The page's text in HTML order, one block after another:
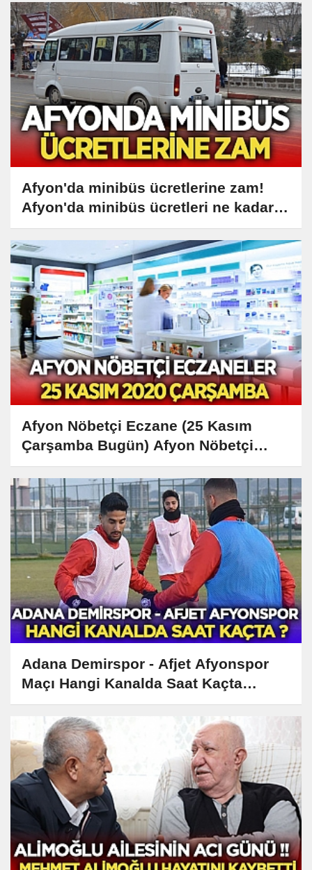
Afyon'da minibüs ücretlerine zam!
Afyon'da minibüs ücretleri ne kadar
oldu?
Afyon Nöbetçi Eczane (25 Kasım
Çarşamba Bugün) Afyon Nöbetçi
Eczaneler Listesi
Adana Demirspor - Afjet Afyonspor
Maçı Hangi Kanalda Saat Kaçta
Yayınlanacak?